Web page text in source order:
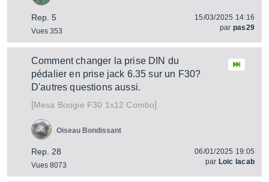
Rep. 5
Vues 353
15/03/2025 14:16
par pas29
Comment changer la prise DIN du
pédalier en prise jack 6.35 sur un F30?
D'autres questions aussi.
[Mesa Boogie F30 1x12 Combo]
Rep. 28
Vues 8073
Oiseau Bondissant
06/01/2025 19:05
par Loic lacab